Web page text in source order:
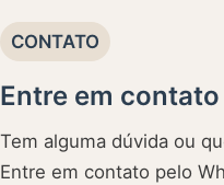
CONTATO
Entre em
Tem alguma dúvida ou
Entre em contato pelo